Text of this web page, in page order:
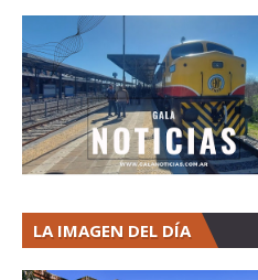
LA IMAGEN DEL DÍA